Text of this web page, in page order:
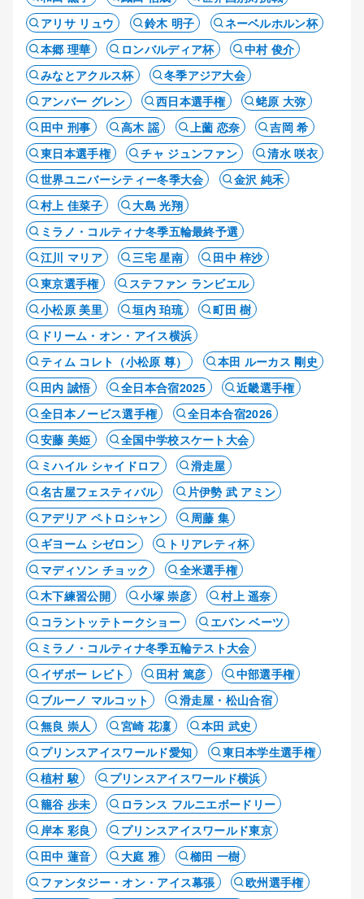
アリサ リュウ
鈴木 明子
ネーベルホルン杯
本郷 理華
ロンバルディア杯
中村 俊介
みなとアクルス杯
冬季アジア大会
アンバー グレン
西日本選手権
蛯原 大弥
田中 刑事
高木 謡 上薗 恋奈
吉岡 希
東日本選手権
チャ ジュンファン
清水 咲衣
世界ユニバーシティー冬季大会
金沢 純禾
村上 佳菜子
大島 光翔
ミラノ・コルティナ冬季五輪最終予選
江川 マリア
三宅 星南
田中 梓沙
東京選手権
ステファン ランビエル
小松原 美里
垣内 珀琉
町田 樹
ドリーム・オン・アイス横浜
ティム コレト（小松原 尊）
本田 ルーカス 剛史
田内 誠悟
全日本合宿2025
近畿選手権
全日本ノービス選手権
全日本合宿2026
安藤 美姫
全国中学校スケート大会
ミハイル シャイドロフ
滑走屋
名古屋フェスティバル
片伊勢 武 アミン
アデリア ペトロシャン
周藤 集
ギヨーム シゼロン
トリアレティ杯
マディソン チョック
全米選手権
木下練習公開
小塚 崇彦
村上 遥奈
コラントッテトークショー
エバン ベーツ
ミラノ・コルティナ冬季五輪テスト大会
イザボー レビト
田村 篤彦
中部選手権
ブルーノ マルコット
滑走屋・松山合宿
無良 崇人
宮崎 花凜
本田 武史
プリンスアイスワールド愛知
東日本学生選手権
植村 駿
プリンスアイスワールド横浜
籠谷 歩未
ロランス フルニエボードリー
岸本 彩良
プリンスアイスワールド東京
田中 蓮音
大庭 雅
櫛田 一樹
ファンタジー・オン・アイス幕張
欧州選手権